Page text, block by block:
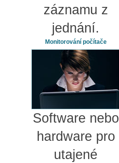
záznamu z
jednání.
Monitorování počítače
Software nebo
hardware pro
utajené